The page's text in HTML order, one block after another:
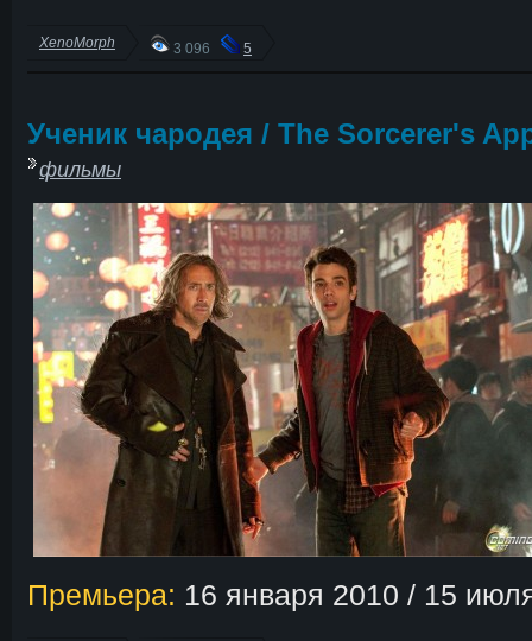
XenoMorph 3 096 5
Ученик чародея / The Sorcerer's
фильмы
Премьера: 16 января 2010 / 15